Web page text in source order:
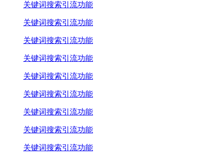
关键词搜索引流功能
关键词搜索引流功能
关键词搜索引流功能
关键词搜索引流功能
关键词搜索引流功能
关键词搜索引流功能
关键词搜索引流功能
关键词搜索引流功能
关键词搜索引流功能